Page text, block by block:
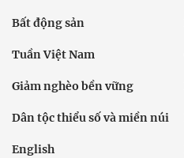
Bất động sản
Tuần Việt Nam
Giảm nghèo bền vững
Dân tộc thiểu số và miền núi
English